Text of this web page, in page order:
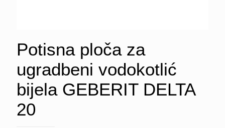
Potisna ploča za
ugradbeni vodokotlić
bijela GEBERIT DELTA
20